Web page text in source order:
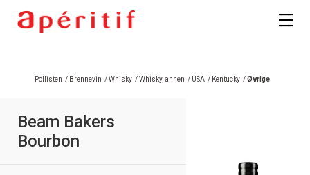
Pollisten / Brennevin /Whisky /Whisky, annen / USA / Kentucky /Øvrige
Beam Bakers
Bourbon